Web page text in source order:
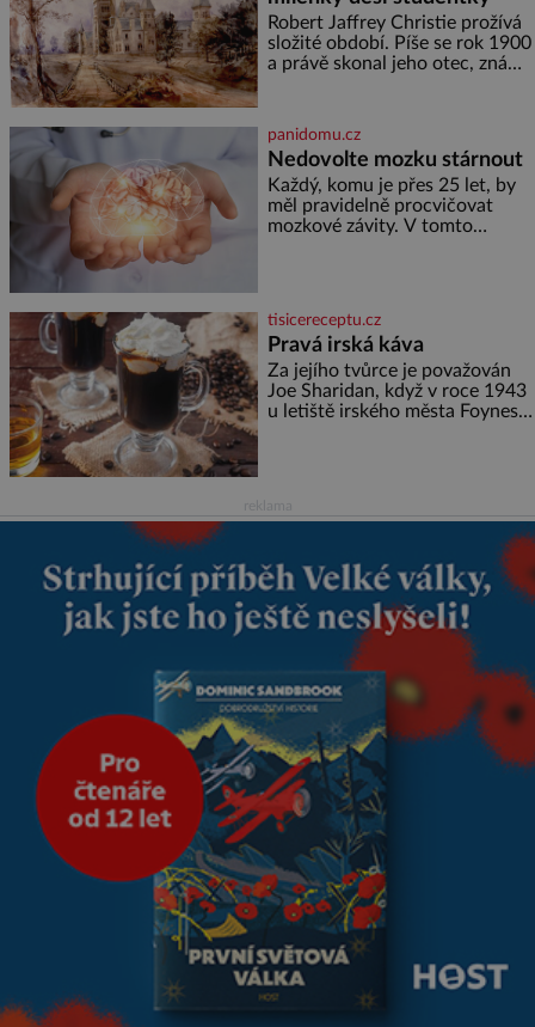
burácení skutečně ustane. Když
o mnoho let později hrobku
Robert Jaffrey Christie prožívá
složité období. Píše se rok 1900
a právě skonal jeho otec, známý
ale doprovázena ohromným
dědictvím
panidomu.cz
Nedovolte mozku stárnout
Každý, komu je přes 25 let, by
měl pravidelně procvičovat
mozkové závity. V tomto
marně v paměti lovíte název
knížky, kterou jste nedávno
přečetli. Je to opravdu tak, s
věkem jako kdyby se paměť
rozhodla stávkovat. Cvičte
tisicereceptu.cz
Pravá irská káva
Za jejího tvůrce je považován
Joe Sharidan, když v roce 1943
u letiště irského města Foynes